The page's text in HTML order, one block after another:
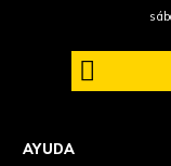
AYUDA